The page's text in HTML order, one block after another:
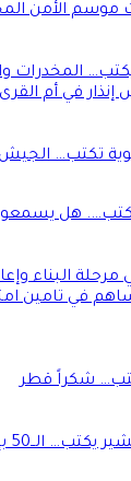
الأمن
يكتب… المخدرات
في أم
تكتب… الجيش
يكتب…. هل
البناء
في تامين
شكراً قطر
الــ50 بإحساس 30 !!